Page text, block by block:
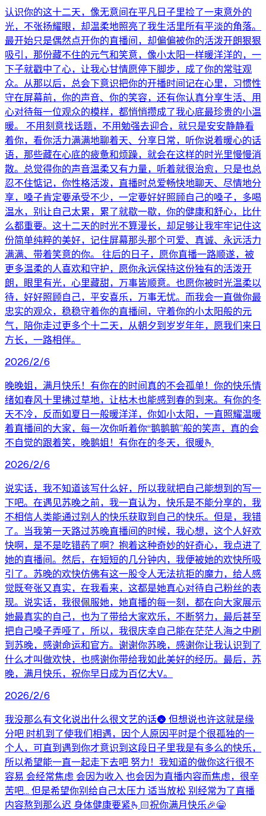
认识你的这十二天，像无意间在平凡日子里捡了一束意外的
光，不张扬耀眼，却温柔地照亮了我生活里所有平淡的角落。
最开始只是偶然点开你的直播间，却偏偏被你的活泼开朗狠狠
吸引，那份藏不住的元气和笑意，像小太阳一样暖洋洋的，一
下子就戳中了心，让我心甘情愿停下脚步，成了你的常驻观
众。从那以后，总会下意识把你的开播时间记在心里，习惯性
守在屏幕前，你的声音、你的笑容，还有你认真分享生活、用
心对待每一位观众的模样，都悄悄攒成了我心底最珍贵的小温
暖。 不用刻意找话题，不用勉强去迎合，就只是安安静静看
着你，看你活力满满地聊着天、分享日常，听你说着暖心的话
语，那些藏在心底的疲惫和烦躁，就会在这样的时光里慢慢消
散。总觉得你的声音温柔又有力量，听着就很治愈，只是也总
忍不住惦记，你性格活泼，直播时总爱畅快地聊天、尽情地分
享，嗓子肯定要承受不少，一定要好好照顾自己的嗓子，多喝
温水，别让自己太累，累了就歇一歇，你的健康和舒心，比什
么都重要。这十二天的时光不算漫长，却足够让我牢牢记住这
份简单纯粹的美好，记住屏幕那头那个可爱、真诚、永远活力
满满、带着笑意的你。 往后的日子，愿你直播一路顺遂，被
更多温柔的人喜欢和守护，愿你永远保持这份独有的活泼开
朗，眼里有光，心里藏甜，万事皆顺意。也愿你被时光温柔以
待，好好照顾自己，平安喜乐，万事无忧。而我会一直做你最
忠实的观众，稳稳守着你的直播间，守着你的小太阳般的元
气，陪你走过更多个十二天，从朝夕到岁岁年年，愿我们来日
方长，一路相伴。
2026/2/6
晚晚姐，满月快乐！有你在的时间真的不会孤单！你的快乐情
绪如春风十里拂过草地，让枯木也能感到春的到来。有你的冬
天不冷，反而如夏日一般暖洋洋，你如小太阳，一直照耀温暖
着直播间的大家，每一次你听着你“鹅鹅鹅”般的笑声，真的会
不自觉的跟着笑，晚鹅姐！有你在的冬天，很暖🫰
2026/2/6
说实话，我不知道该写什么好，所以我就把自己能想到的写一
下吧。在遇见苏晚之前，我一直认为，快乐是不能分享的，我
不相信人类能通过别人的快乐获取到自己的快乐。但是，我错
了。当我第一天路过苏晚直播间的时候，我心想，这个人好欢
快啊，是不是吃错药了啊？抱着这种奇妙的好奇心，我点进了
她的直播间。然后，在短短的几分钟内，我便被她的欢快所吸
引了。苏晚的欢快仿佛有这一股令人无法抗拒的魔力，给人感
觉既夸张又真实，在我看来，这都是她真心对待自己粉丝的表
现。说实话，我很佩服她，她直播的每一刻，都在向大家展示
她最真实的自己，也为了带给大家欢乐，不断努力，最后甚至
把自己嗓子弄哑了，所以，我很庆幸自己能在茫茫人海之中刷
到苏晚，感谢命运和官方。谢谢你苏晚，感谢你让我认识到了
什么才叫做欢快，也感谢你带给我如此美好的经历。最后，苏
晚，满月快乐，祝你早日成为百亿大V。
2026/2/6
我没那么有文化说出什么很文艺的话🌚 但想说也许这就是缘
分吧 时机到了使我们相遇，因个人原因平时是个很孤独的一
个人，可直到遇到你才意识到这段日子里我是有多么的快乐，
所以希望能一直一起走下去吧 努力！我知道的做你这行很不
容易 会经常焦虑 会因为收入 也会因为直播内容而焦虑，很辛
苦吧… 但是希望你别给自己太压力 适当放松 别经常为了直播
内容熬到那么迟 身体健康要紧🫰🏻祝你满月快乐🎉😁